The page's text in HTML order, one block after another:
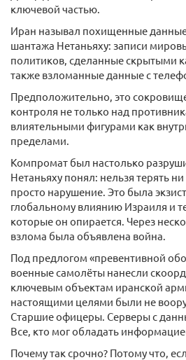
ключевой частью.
Иран называл похищенные
шантажа Нетаньяху: записи
политиков, сделанные скрытыми
также взломанные данные с
Предположительно, это
контроля не только над
влиятельными фигурами как
пределами.
Компромат был настолько
Нетаньяху понял: нельзя терять
просто нарушение. Это была
глобальному влиянию Израиля и
которые он опирается. Через
взлома была объявлена война.
Под предлогом «превентивной
военные самолёты нанесли
ключевым объектам иранской
настоящими целями были не
Старшие офицеры. Серверы с
Все, кто мог обладать
Почему так срочно? Потому что,